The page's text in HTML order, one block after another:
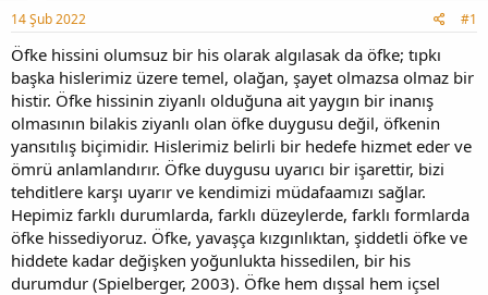
b
a
ş
a
t
a
n
ç
a
r
i
h
i
14 Şub 2022 #1
Öfke hissini olumsuz bir his olarak algılasak da öfke; tıpkı
başka hislerimiz üzere temel, olağan, şayet olmazsa olmaz bir
histir. Öfke hissinin ziyanlı olduğuna ait yaygın bir inanış
olmasının bilakis ziyanlı olan öfke duygusu değil, öfkenin
yansıtılış biçimidir. Hislerimiz belirli bir hedefe hizmet eder ve
ömrü anlamlandırır. Öfke duygusu uyarıcı bir işarettir, bizi
tehditlere karşı uyarır ve kendimizi müdafaamızı sağlar.
Hepimiz farklı durumlarda, farklı düzeylerde, farklı formlarda
öfke hissediyoruz. Öfke, yavaşça kızgınlıktan, şiddetli öfke ve
hiddete kadar değişken yoğunlukta hissedilen, bir his
durumdur (Spielberger, 2003). Öfke hem dışsal hem içsel